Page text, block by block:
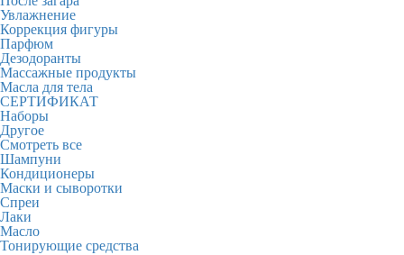
Увлажнение
Коррекция фигуры
Парфюм
Дезодоранты
Массажные продукты
Масла для тела
СЕРТИФИКАТ
Наборы
Другое
Смотреть все
Шампуни
Кондиционеры
Маски и сыворотки
Спреи
Лаки
Масло
Тонирующие средства